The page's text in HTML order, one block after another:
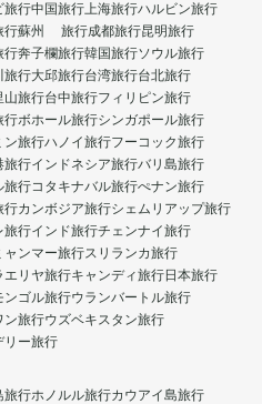
旅行中国旅行上海旅行ハルビン旅行
行蘇州 旅行成都旅行昆明旅行
行奔子欄旅行韓国旅行ソウル旅行
旅行大邱旅行台湾旅行台北旅行
山旅行台中旅行フィリピン旅行
行ボホール旅行シンガポール旅行
ン旅行ハノイ旅行フーコック旅行
旅行インドネシア旅行バリ島旅行
旅行コタキナバル旅行ぺナン旅行
行カンボジア旅行シェムリアップ旅行
旅行インド旅行チェンナイ旅行
ャンマー旅行スリランカ旅行
エリヤ旅行キャンディ旅行日本旅行
ンゴル旅行ウランバートル旅行
ン旅行ウズベキスタン旅行
リー旅行
旅行ホノルル旅行カウアイ島旅行